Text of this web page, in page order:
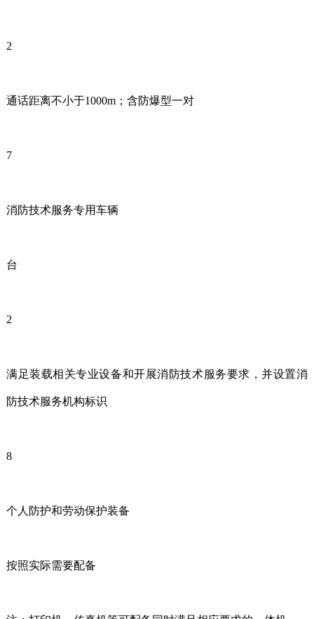
2
通话距离不小于1000m；含防爆型一对
7
消防技术服务专用车辆
台
2
满足装载相关专业设备和开展消防技术服务要求，并设置消
防技术服务机构标识
8
个人防护和劳动保护装备
按照实际需要配备